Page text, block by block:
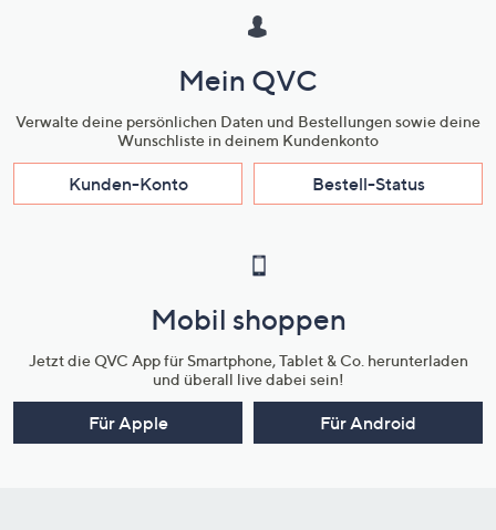
Mein QVC
Verwalte deine persönlichen Daten und Bestellungen sowie deine
Wunschliste in deinem Kundenkonto
Kunden-Konto Bestell-Status
Mobil shoppen
Jetzt die QVC App für Smartphone, Tablet & Co. herunterladen
und überall live dabei sein!
Für Apple Für Android